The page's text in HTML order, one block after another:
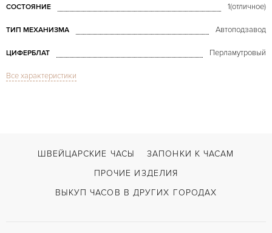
СОСТОЯНИЕ 1(отличное)
ТИП МЕХАНИЗМА Автоподзавод
ЦИФЕРБЛАТ Перламутровый
СТЕКЛО
ВОЗМОЖНОСТИ ДОСТАВКИ С документами, С футляром
Все характеристики
ШВЕЙЦАРСКИЕ ЧАСЫ
ЗАПОНКИ К ЧАСАМ
ПРОЧИЕ ИЗДЕЛИЯ
ВЫКУП ЧАСОВ В ДРУГИХ ГОРОДАХ